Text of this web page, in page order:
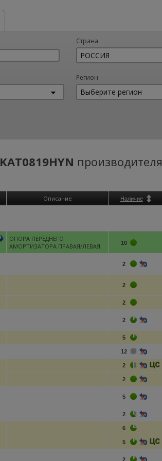
Страна
Регион
KAT0819HYN производителя
Описание Наличие
ОПОРА ПЕРЕДНЕГО
АМОРТИЗАТОРА ПРАВАЯ/ЛЕВАЯ
10
2
2
2
2
5
12
2
2
5
2
6
5
2